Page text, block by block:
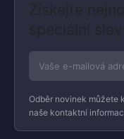
Získejte
speciální
Odběr novinek můžete
naše kontaktní